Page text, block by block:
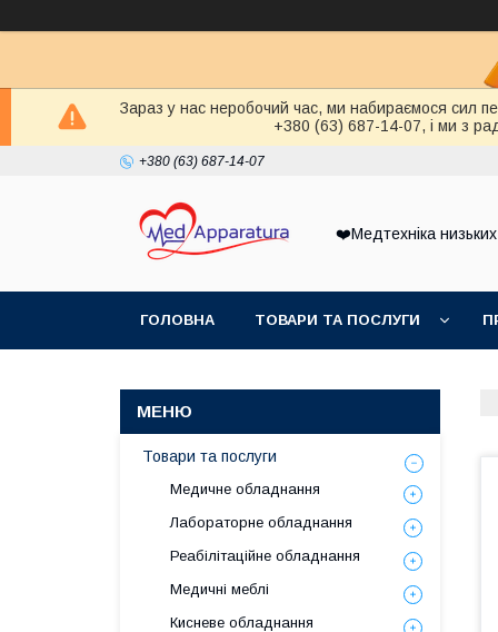
Зараз у нас неробочий час, ми набираємося сил
+380 (63) 687-14-07, і ми з
+380 (63) 687-14-07
❤️Медтехніка низьких
ГОЛОВНА ТОВАРИ ТА ПОСЛУГИ
Товари та послуги
Медичне обладнання
Лабораторне обладнання
Реабілітаційне обладнання
Медичні меблі
Кисневе обладнання